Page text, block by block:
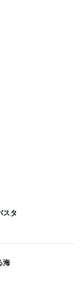
スタ
海